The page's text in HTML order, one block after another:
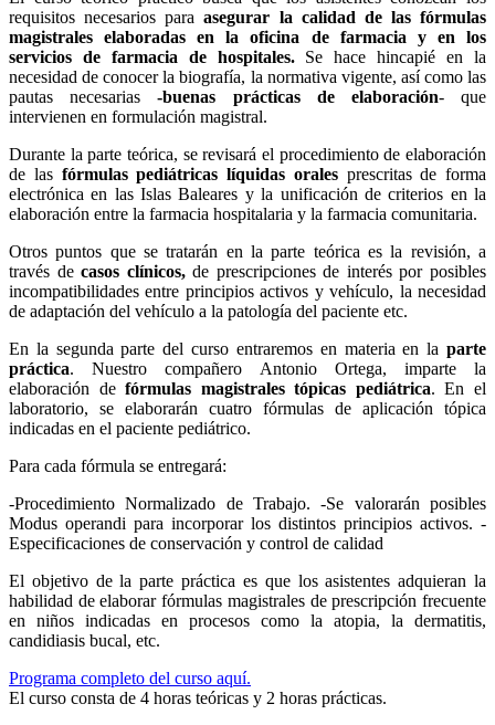
requisitos necesarios paraasegurar la calidad de las fórmulas
magistrales elaboradas en la oficina de farmacia y en los
servicios de farmacia de hospitales.Se hace hincapié en la
necesidad de conocer la biografía, la normativa vigente, así como las
pautas necesarias-buenas prácticas de elaboración- que
intervienen en formulación magistral.
Durante la parte teórica, se revisará el procedimiento de elaboración
de las fórmulas pediátricas líquidas oralesprescritas de forma
electrónica en las Islas Baleares y la unificación de criterios en la
elaboración entre la farmacia hospitalaria y la farmacia comunitaria.
Otros puntos que se tratarán en la parte teórica es la revisión, a
través decasos clínicos,de prescripciones de interés por posibles
incompatibilidades entre principios activos y vehículo, la necesidad
de adaptación del vehículo a la patología del paciente etc.
En la segunda parte del curso entraremos en materia en la parte
práctica. Nuestro compañero Antonio Ortega, imparte la
elaboración defórmulas magistrales tópicas pediátrica. En el
laboratorio, se elaborarán cuatro fórmulas de aplicación tópica
indicadas en el paciente pediátrico.
Para cada fórmula se entregará:
-Procedimiento Normalizado de Trabajo. -Se valorarán posibles
Modus operandi para incorporar los distintos principios activos. -
Especificaciones de conservación y control de calidad
El objetivo de la parte práctica es que los asistentes adquieran la
habilidad de elaborar fórmulas magistrales de prescripción frecuente
en niños indicadas en procesos como la atopia, la dermatitis,
candidiasis bucal, etc.
Programa completo del curso aquí.
El curso consta de 4 horas teóricas y 2 horas prácticas.